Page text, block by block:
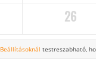
26
Beállításoknál testreszabható,